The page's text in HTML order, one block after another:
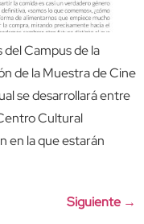
Campus de la
de la Muestra de Cine
se desarrollará entre
Cultural
en la que estarán
Siguiente →